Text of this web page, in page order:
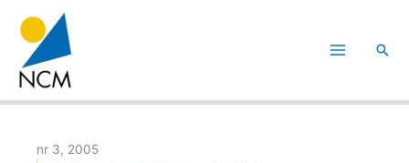
innehåll
Sök
nr 3, 2005